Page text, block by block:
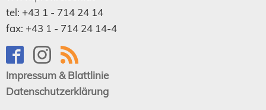
tel: +43 1 - 714 24 14
fax: +43 1 - 714 24 14-4
Impressum & Blattlinie
Datenschutzerklärung